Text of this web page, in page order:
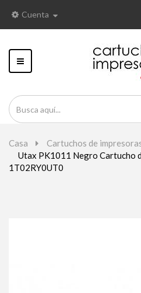
Cuenta
Navegación
Toggle
Casa > Cartuchos de
Utax PK1011 Negro Cartucho
1T02RY0UT0